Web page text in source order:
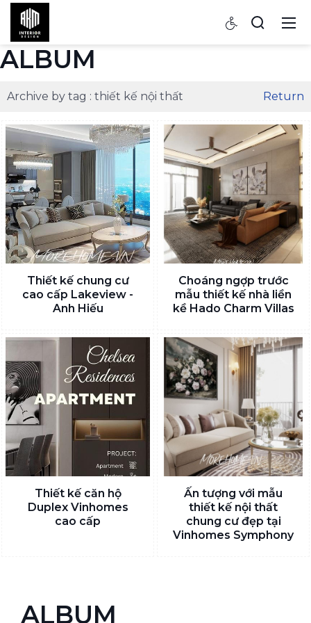
ALBUM
Archive by tag : thiết kế nội thất Return
Thiết kế chung cư
cao cấp Lakeview -
Anh Hiếu
Choáng ngợp trước
mẫu thiết kế nhà liền
kề Hado Charm Villas
Thiết kế căn hộ
Duplex Vinhomes
cao cấp
Ấn tượng với mẫu
thiết kế nội thất
chung cư đẹp tại
Vinhomes Symphony
ALBUM